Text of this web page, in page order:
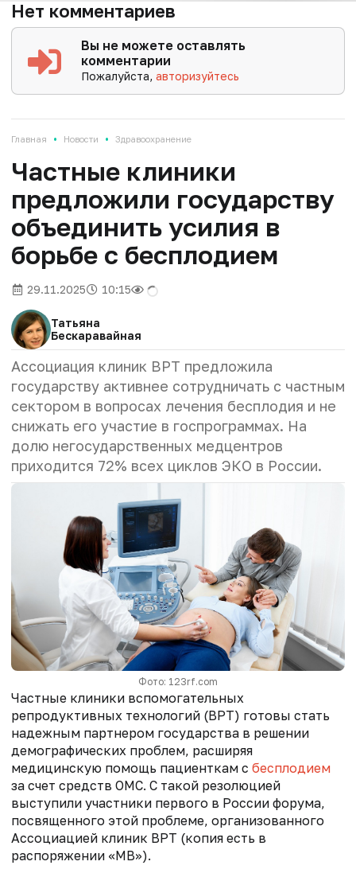
Нет комментариев
Вы не можете оставлять
комментарии
Пожалуйста,авторизуйтесь
Главная • Новости • Здравоохранение
Частные клиники
предложили государству
объединить усилия в
борьбе с бесплодием
29.11.2025 10:15
Татьяна
Бескаравайная
Ассоциация клиник ВРТ предложила
государству активнее сотрудничать с частным
сектором в вопросах лечения бесплодия и не
снижать его участие в госпрограммах. На
долю негосударственных медцентров
приходится 72% всех циклов ЭКО в России.
Фото: 123rf.com
Частные клиники вспомогательных
репродуктивных технологий (ВРТ) готовы стать
надежным партнером государства в решении
демографических проблем, расширяя
медицинскую помощь пациенткам с бесплодием
за счет средств ОМС. С такой резолюцией
выступили участники первого в России форума,
посвященного этой проблеме, организованного
Ассоциацией клиник ВРТ (копия есть в
распоряжении «МВ»).